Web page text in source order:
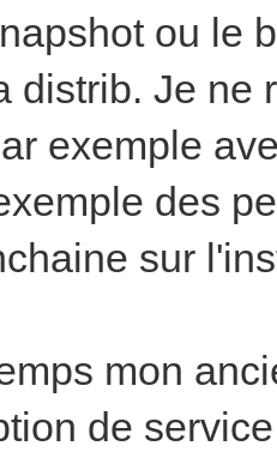
ou le
distrib. Je ne
exemple
des
sur
mon
de